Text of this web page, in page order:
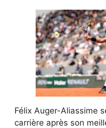
Félix Auger-Aliassime
carrière après son